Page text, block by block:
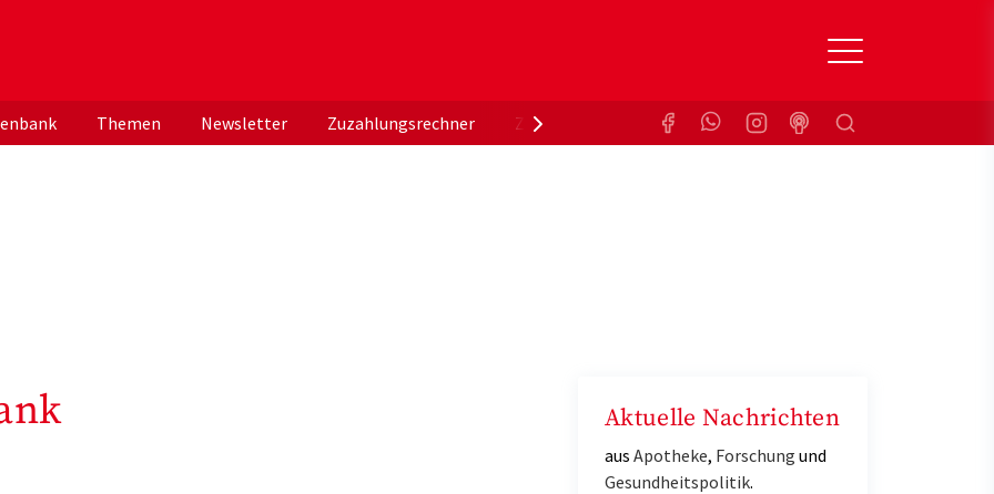
ApothekerInnen
Themen Newsletter Zuzahlungsrechner Zuzahlungsbefreiung KrankenkasseSuchen
Aktuelle Nachrichten
aus Apotheke, Forschung und
Gesundheitspolitik.